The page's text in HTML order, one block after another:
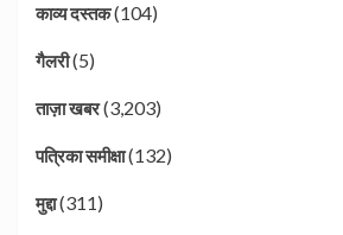
काव्य दस्तक(104)
गैलरी(5)
ताज़ा खबर(3,203)
पत्रिका समीक्षा(132)
मुद्दा(311)